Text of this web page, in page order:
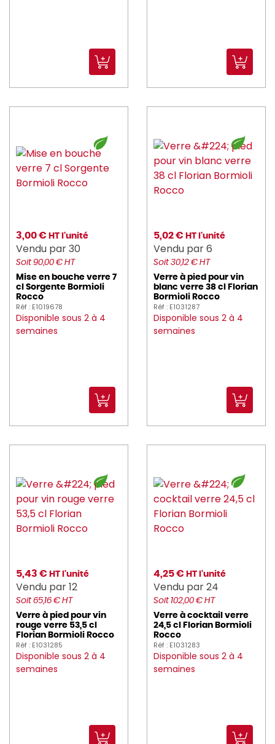
3,00 € HT l'unité
Vendu par 30
Soit 90,00 € HT
Mise en bouche verre 7
cl Sorgente Bormioli
Rocco
Réf : E1019678
Disponible sous 2 à 4
semaines
5,02 € HT l'unité
Vendu par 6
Soit 30,12 € HT
Verre à pied pour vin
blanc verre 38 cl Florian
Bormioli Rocco
Réf : E1031287
Disponible sous 2 à 4
semaines
5,43 € HT l'unité
Vendu par 12
Soit 65,16 € HT
Verre à pied pour vin
rouge verre 53,5 cl
Florian Bormioli Rocco
Réf : E1031285
Disponible sous 2 à 4
semaines
4,25 € HT l'unité
Vendu par 24
Soit 102,00 € HT
Verre à cocktail verre
24,5 cl Florian Bormioli
Rocco
Réf : E1031283
Disponible sous 2 à 4
semaines